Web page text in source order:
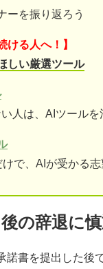
ーを振り返ろう
ける人へ！】
しい厳選ツール
人は、AIツール
で、AIが受かる
の辞退に
諾書を提出した後